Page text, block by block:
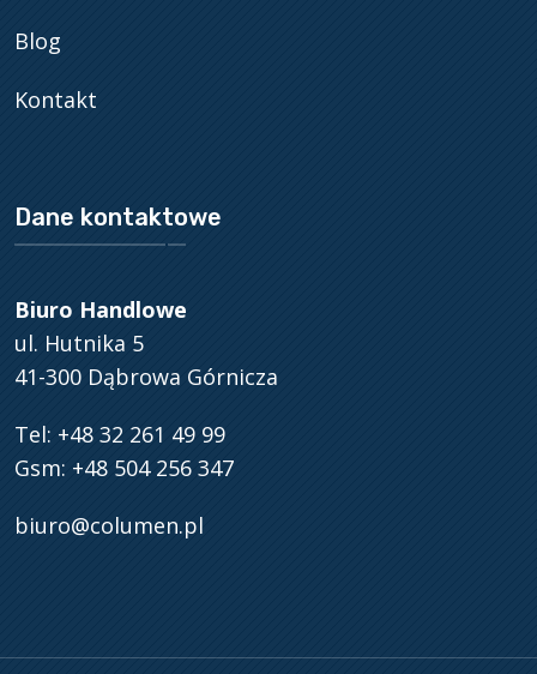
Blog
Kontakt
Dane kontaktowe
Biuro Handlowe
ul. Hutnika 5
41-300 Dąbrowa Górnicza
Tel: +48 32 261 49 99
Gsm: +48 504 256 347
biuro@columen.pl